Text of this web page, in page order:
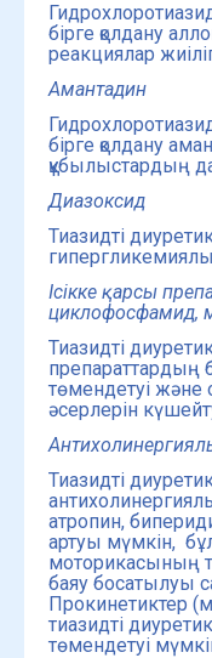
бірге қолдану
реакциялар
Амантадин
бірге қолдану
құбылыстардың
Диазоксид
Тиазидті
Ісікке қарсы
циклофосфамид,
Тиазидті
препараттардың
төмендетуі және
әсерлерін
Тиазидті
атропин,
артуы мүмкін,
моторикасының
баяу босатылуы
Прокинетиктер
тиазидті
төмендетуі